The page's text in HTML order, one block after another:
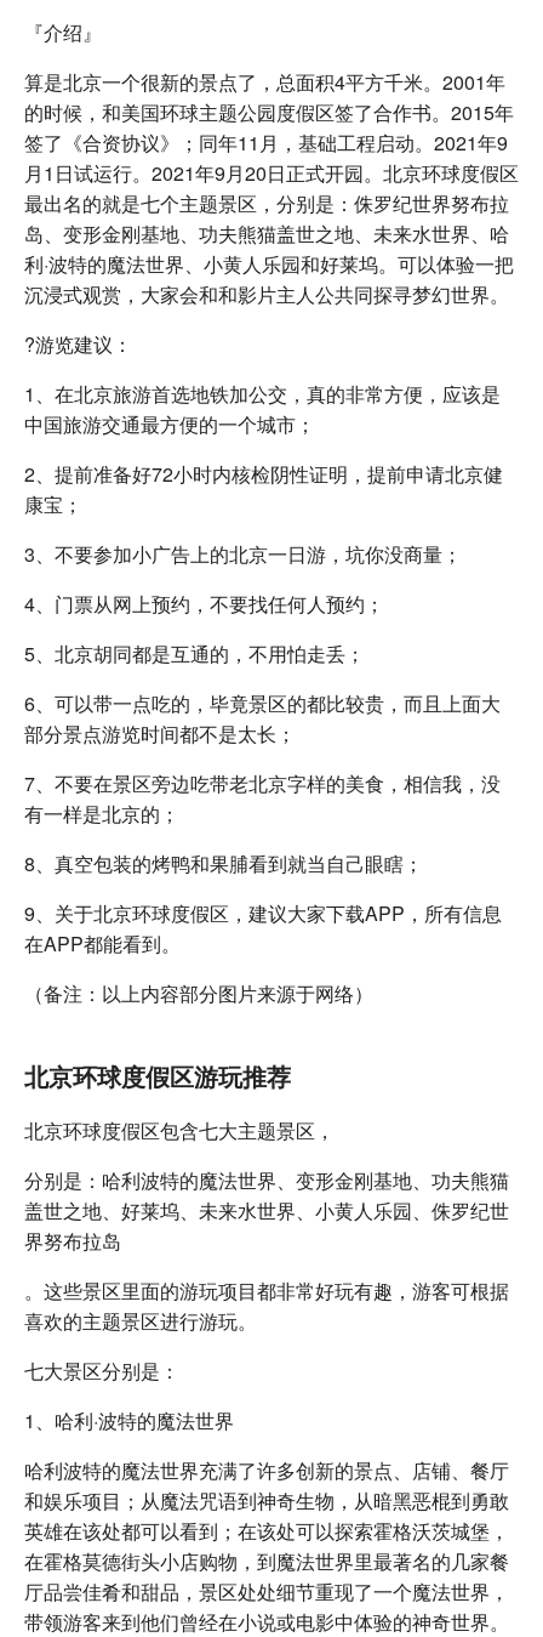
『介绍』
算是北京一个很新的景点了，总面积4平方千米。2001年
的时候，和美国环球主题公园度假区签了合作书。2015年
签了《合资协议》；同年11月，基础工程启动。2021年9
月1日试运行。2021年9月20日正式开园。北京环球度假区
最出名的就是七个主题景区，分别是：侏罗纪世界努布拉
岛、变形金刚基地、功夫熊猫盖世之地、未来水世界、哈
利·波特的魔法世界、小黄人乐园和好莱坞。可以体验一把
沉浸式观赏，大家会和和影片主人公共同探寻梦幻世界。
?游览建议：
1、在北京旅游首选地铁加公交，真的非常方便，应该是
中国旅游交通最方便的一个城市；
2、提前准备好72小时内核检阴性证明，提前申请北京健
康宝；
3、不要参加小广告上的北京一日游，坑你没商量；
4、门票从网上预约，不要找任何人预约；
5、北京胡同都是互通的，不用怕走丢；
6、可以带一点吃的，毕竟景区的都比较贵，而且上面大
部分景点游览时间都不是太长；
7、不要在景区旁边吃带老北京字样的美食，相信我，没
有一样是北京的；
8、真空包装的烤鸭和果脯看到就当自己眼瞎；
9、关于北京环球度假区，建议大家下载APP，所有信息
在APP都能看到。
（备注：以上内容部分图片来源于网络）
北京环球度假区游玩推荐
北京环球度假区包含七大主题景区，
分别是：哈利波特的魔法世界、变形金刚基地、功夫熊猫
盖世之地、好莱坞、未来水世界、小黄人乐园、侏罗纪世
界努布拉岛
。这些景区里面的游玩项目都非常好玩有趣，游客可根据
喜欢的主题景区进行游玩。
七大景区分别是：
1、哈利·波特的魔法世界
哈利波特的魔法世界充满了许多创新的景点、店铺、餐厅
和娱乐项目；从魔法咒语到神奇生物，从暗黑恶棍到勇敢
英雄在该处都可以看到；在该处可以探索霍格沃茨城堡，
在霍格莫德街头小店购物，到魔法世界里最著名的几家餐
厅品尝佳肴和甜品，景区处处细节重现了一个魔法世界，
带领游客来到他们曾经在小说或电影中体验的神奇世界。